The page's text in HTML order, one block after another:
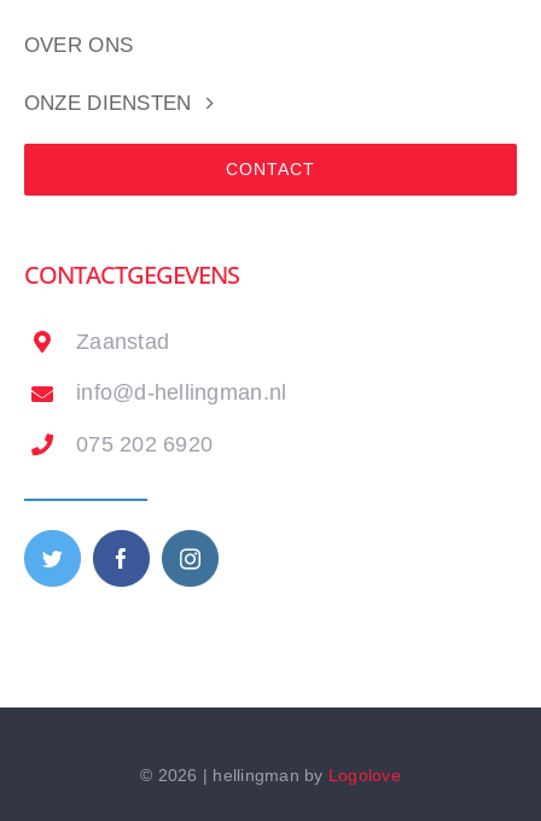
OVER ONS
ONZE DIENSTEN
CONTACT
CONTACTGEGEVENS
Zaanstad
info@d-hellingman.nl
075 202 6920
© 2026 | hellingman by Logolove